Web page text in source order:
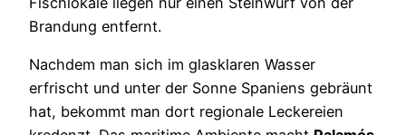
Brandung entfernt.
Nachdem man sich im glasklaren Wasser
erfrischt und unter der Sonne Spaniens gebräunt
hat, bekommt man dort regionale Leckereien